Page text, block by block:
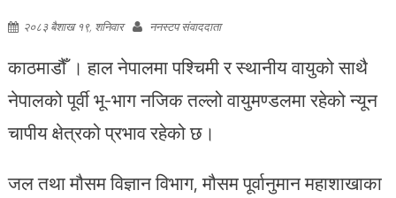
२०८३ बैशाख १९, शनिवार ननस्टप संवाददाता
काठमाडौँ । हाल नेपालमा पश्चिमी र स्थानीय वायुको साथै
नेपालको पूर्वी भू-भाग नजिक तल्लो वायुमण्डलमा रहेको न्यून
चापीय क्षेत्रको प्रभाव रहेको छ।
जल तथा मौसम विज्ञान विभाग, मौसम पूर्वानुमान महाशाखाका